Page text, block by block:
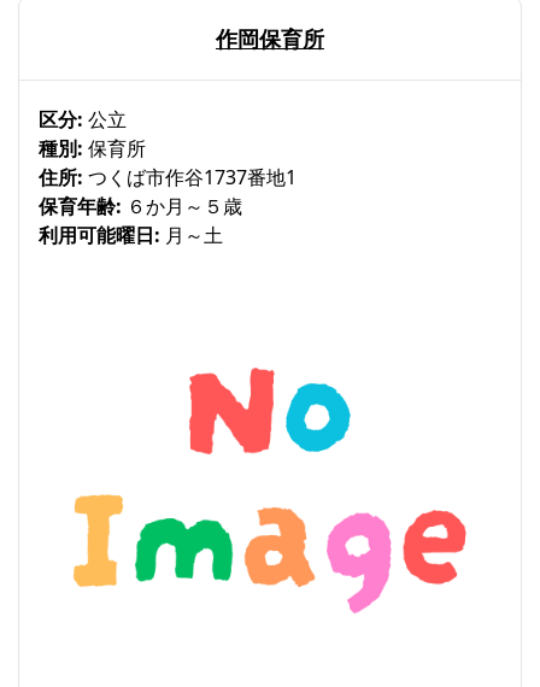
作岡保育所
区分: 公立
種別: 保育所
住所: つくば市作谷1737番地1
保育年齢: ６か月～５歳
利用可能曜日: 月～土